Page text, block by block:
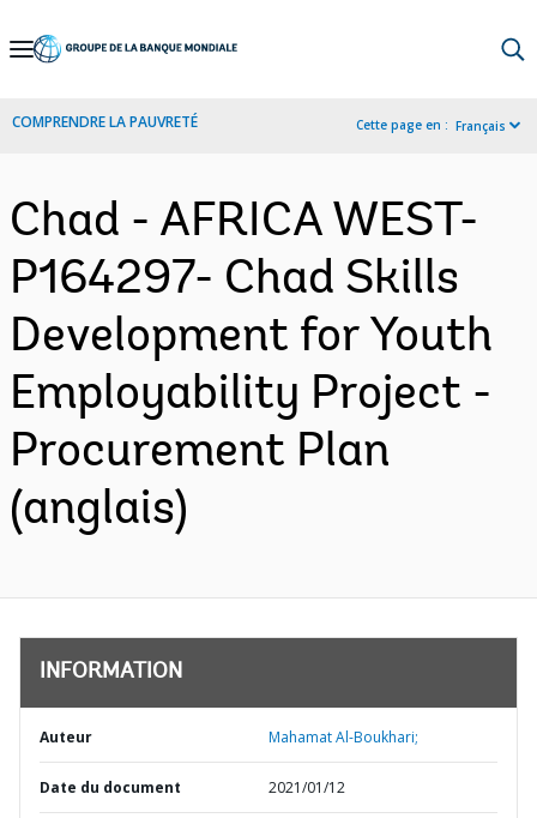
Skip
Navigation
COMPRENDRE LA PAUVRETÉ Cette page en : Français
Chad - AFRICA WEST-
P164297- Chad Skills
Development for Youth
Employability Project -
Procurement Plan
(anglais)
INFORMATION
Auteur Mahamat Al-Boukhari;
Date du document 2021/01/12